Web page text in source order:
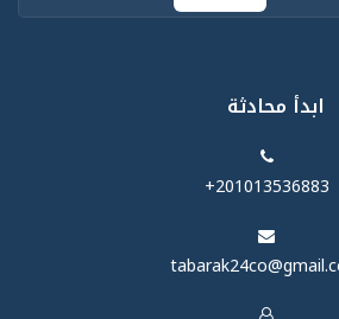
ابدأ محادثة
‪+201013536883‬